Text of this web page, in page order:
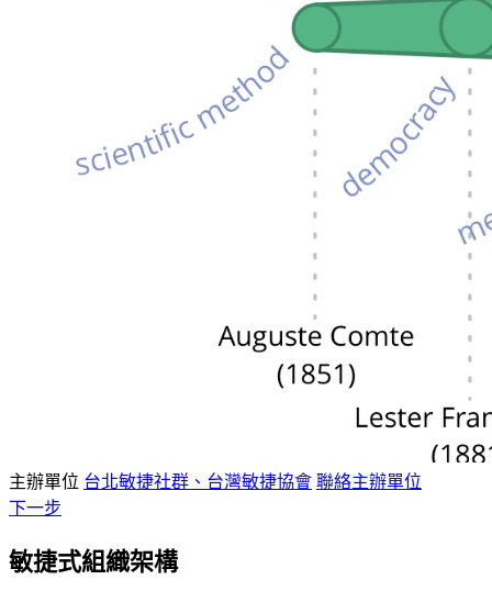
主辦單位 台北敏捷社群、台灣敏捷協會 聯絡主辦單位
下一步
敏捷式組織架構